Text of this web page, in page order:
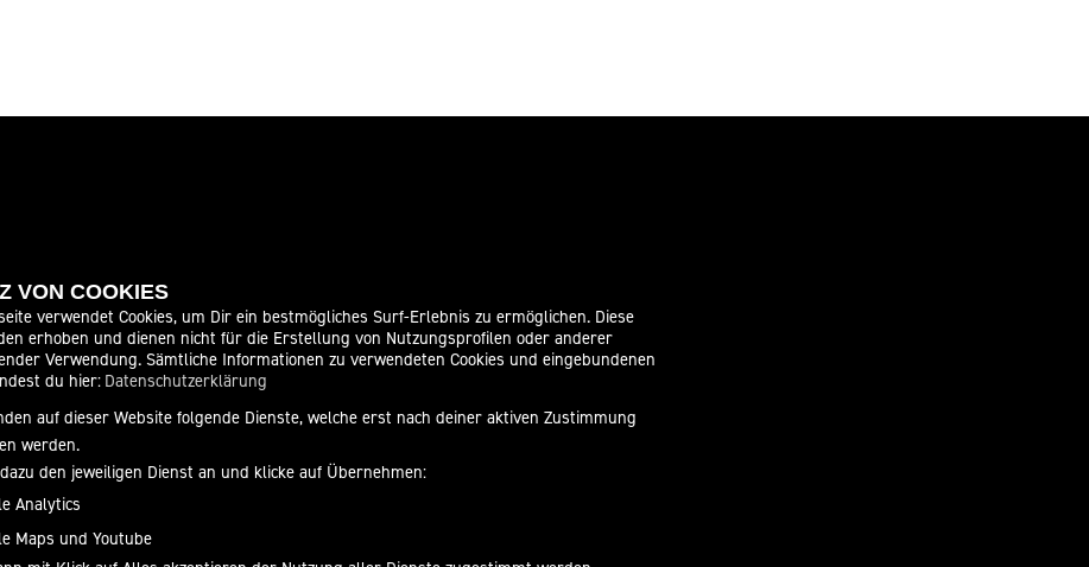
offen:
09:00 - 18:00
09:00 - 18:00
09:00 - 18:00
VON COOKIES
verwendet Cookies, um Dir ein bestmögliches Surf-Erlebnis zu ermöglichen. Diese
erhoben und dienen nicht für die Erstellung von Nutzungsprofilen oder anderer
Verwendung. Sämtliche Informationen zu verwendeten Cookies und eingebundenen
du hier: Datenschutzerklärung
auf dieser Website folgende Dienste, welche erst nach deiner aktiven Zustimmung
werden.
den jeweiligen Dienst an und klicke auf Übernehmen:
Analytics
Maps und Youtube